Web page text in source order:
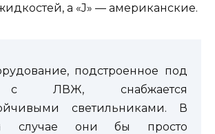
а «J» — американские.
подстроенное под
с ЛВЖ, снабжается
светильниками. В
случае они бы просто